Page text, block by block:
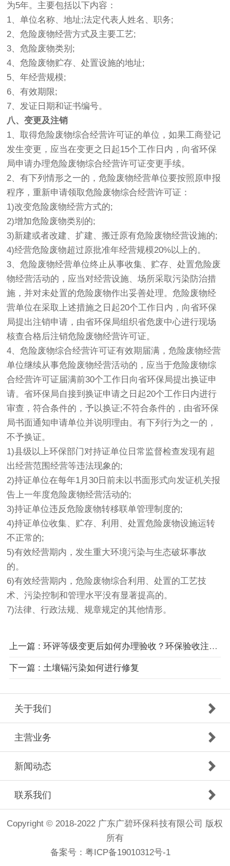
为5年。主要包括以下内容：
1、单位名称、地址;法定代表人姓名、职务;
2、危险废物经营方式及主要工艺;
3、危险废物类别;
4、危险废物贮存、处置设施的地址;
5、年经营规模;
6、有效期限;
7、发证日期和证书编号。
八、变更及注销
1、取得危险废物综合经营许可证的单位，如果工商登记
发生变更，应当在变更之日起15个工作日内，向省环保
局申请办理危险废物综合经营许可证变更手续。
2、有下列情形之一的，危险废物经营单位要按照原申报
程序，重新申请领取危险废物综合经营许可证：
1)改变危险废物经营方式的;
2)增加危险废物类别的;
3)新建或者改建、扩建、搬迁原有危险废物经营设施的;
4)经营危险废物超过原批准年经营规模20%以上的。
3、危险废物经营单位终止从事收集、贮存、处置危险废
物经营活动的，应当对经营设施、场所采取污染防治措
施，并对未处置的危险废物作出妥善处理。危险废物经
营单位在采取上述措施之日起20个工作日内，向省环保
局提出注销申请，由省环保局组织省危废中心进行现场
核查合格后注销危险废物经营许可证。
4、危险废物综合经营许可证有效期届满，危险废物经营
单位继续从事危险废物经营活动的，应当于危险废物综
合经营许可证届满前30个工作日向省环保局提出换证申
请。省环保局自接到换证申请之日起20个工作日内进行
审查，符合条件的，予以换证;不符合条件的，由省环保
局书面通知申请单位并说明理由。有下列行为之一的，
不予换证。
1)县级以上环保部门对持证单位日常监督检查发现有超
出经营范围经营等违法现象的;
2)持证单位在每年1月30日前未以书面形式向发证机关报
告上一年度危险废物经营活动的;
3)持证单位违反危险废物转移联单管理制度的;
4)持证单位收集、贮存、利用、处置危险废物设施运转
不正常的;
5)有效经营期内，发生重大环境污染与生态破坏事故
的。
6)有效经营期内，危险废物综合利用、处置的工艺技
术、污染控制和管理水平没有显著提高的。
7)法律、行政法规、规章规定的其他情形。
上一篇 : 环评等级变更后如何办理验收？环保验收注意事项有哪些？
下一篇 : 土壤镉污染如何进行修复
关于我们
主营业务
新闻动态
联系我们
Copyright © 2018-2022 广东广碧环保科技有限公司 版权
所有
备案号：粤ICP备19010312号-1